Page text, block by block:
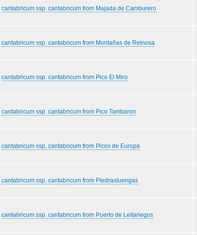
cantabricum ssp. cantabricum from Majada de Camburero
cantabricum ssp. cantabricum from Montañas de Reinosa
cantabricum ssp. cantabricum from Pico El Miro
cantabricum ssp. cantabricum from Pico Tambaron
cantabricum ssp. cantabricum from Picos de Europa
cantabricum ssp. cantabricum from Piedrasluengas
cantabricum ssp. cantabricum from Puerto de Leitariegos